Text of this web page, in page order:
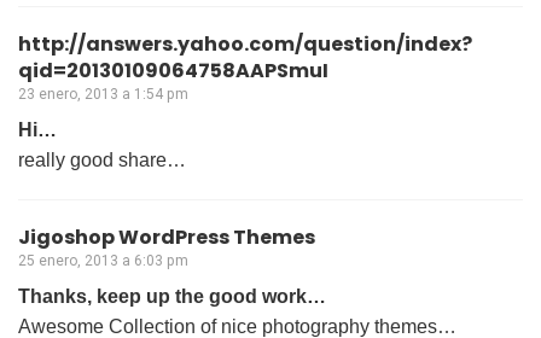
http://answers.yahoo.com/question/index?
qid=20130109064758AAPSmuI
23 enero, 2013 a 1:54 pm
Hi…
really good share…
Jigoshop WordPress Themes
25 enero, 2013 a 6:03 pm
Thanks, keep up the good work…
Awesome Collection of nice photography themes…